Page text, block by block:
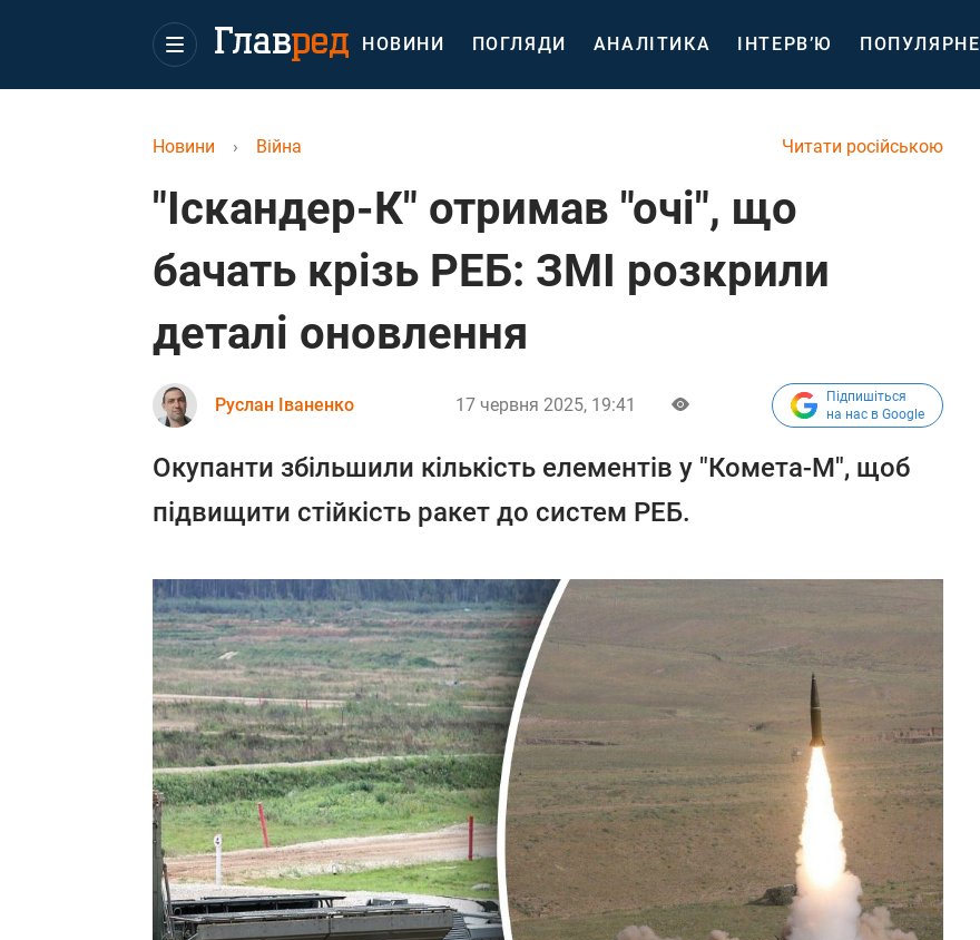
НОВИНИ ПОГЛЯДИ АНАЛІТИКА ІНТЕРВ’Ю ПОПУЛЯРНЕ
Читати російською
Новини › Війна
"Іскандер-К" отримав "очі", що
бачать крізь РЕБ: ЗМІ розкрили
деталі оновлення
Руслан Іваненко 17 червня 2025, 19:41
Підпишіться
на нас в Google
Окупанти збільшили кількість елементів у "Комета-М", щоб
підвищити стійкість ракет до систем РЕБ.